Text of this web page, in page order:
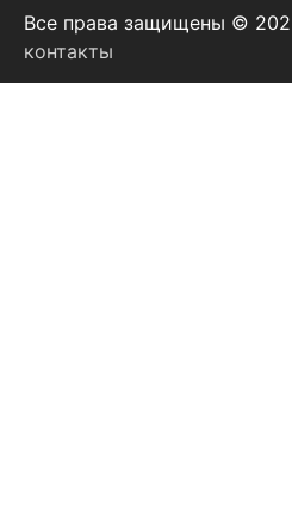
Все права защищены ©
контакты